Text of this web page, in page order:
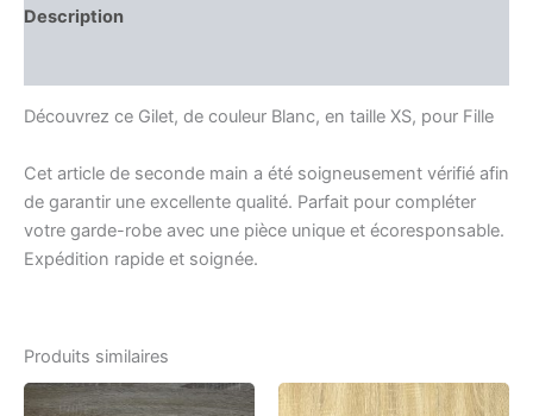
Description
Découvrez ce Gilet, de couleur Blanc, en taille XS, pour Fille
Cet article de seconde main a été soigneusement vérifié afin
de garantir une excellente qualité. Parfait pour compléter
votre garde-robe avec une pièce unique et écoresponsable.
Expédition rapide et soignée.
Produits similaires